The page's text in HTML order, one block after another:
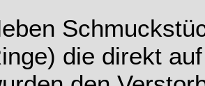
die direkt